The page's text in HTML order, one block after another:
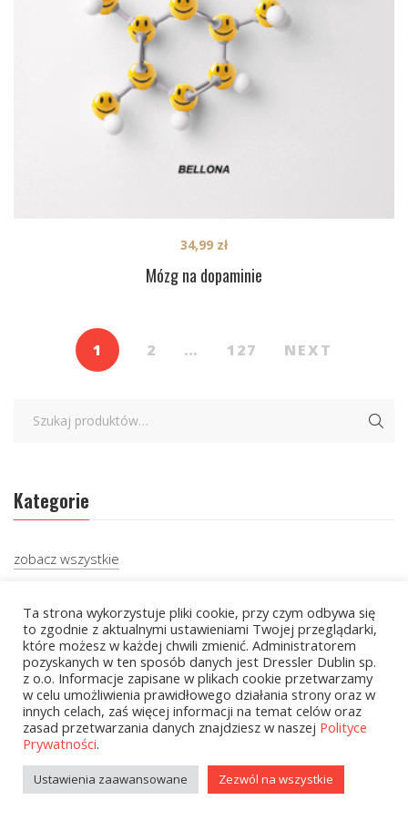
Mózg na dopaminie
34,99 zł
1 2 … 127 NEXT
Kategorie
zobacz wszystkie
Kolekcje Biedronka - 16.02.2026
Wielcy Humaniści - 16.02.2026
Wielcy Humaniści – 02.03.2026
Kolekcje Biedronka - 16.03.2026
Wielcy Humaniści – 16.03.2026
Ta strona wykorzystuje pliki cookie, przy czym odbywa się
to zgodnie z aktualnymi ustawieniami Twojej przeglądarki,
które możesz w każdej chwili zmienić. Administratorem
pozyskanych w ten sposób danych jest Dressler Dublin sp.
z o.o. Informacje zapisane w plikach cookie przetwarzamy
w celu umożliwienia prawidłowego działania strony oraz w
innych celach, zaś więcej informacji na temat celów oraz
zasad przetwarzania danych znajdziesz w naszej Polityce
Prywatności.
Ustawienia zaawansowane Zezwól na wszystkie